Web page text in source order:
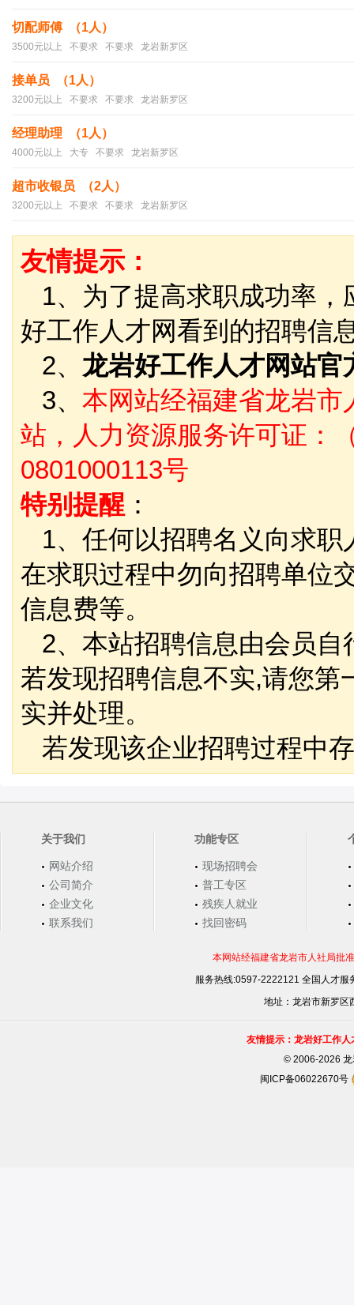
切配师傅 （1人）
3500元以上 不要求 不要求 龙岩新罗区
接单员 （1人）
3200元以上 不要求 不要求 龙岩新罗区
经理助理 （1人）
4000元以上 大专 不要求 龙岩新罗区
超市收银员 （2人）
3200元以上 不要求 不要求 龙岩新罗区
友情提示：
1、为了提高求职成功率，
好工作人才网看到的招聘信
2、 龙岩好工作人才网站
3、 本网站经福建省龙岩
站，人力资源服务许可证：
0801000113号
特别提醒 ：
1、任何以招聘名义向求职
在求职过程中勿向招聘单位
信息费等。
2、本站招聘信息由会员自
若发现招聘信息不实,请您第
实并处理。
若发现该企业招聘过程中
关于我们
网站介绍
公司简介
企业文化
联系我们
功能专区
现场招聘会
普工专区
残疾人就业
找回密码
本网站经福建省龙岩市人社局批
服务热线:0597-2222121 全国人才
地址：龙岩市新罗区
友情提示：龙岩好工作
©2006-2026 龙
闽ICP备06022670号